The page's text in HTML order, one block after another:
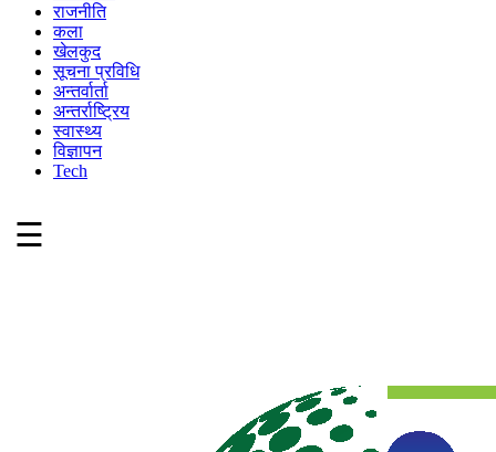
राजनीति
कला
खेलकुद
सूचना प्रविधि
अन्तर्वार्ता
अन्तर्राष्ट्रिय
स्वास्थ्य
विज्ञापन
Tech
☰